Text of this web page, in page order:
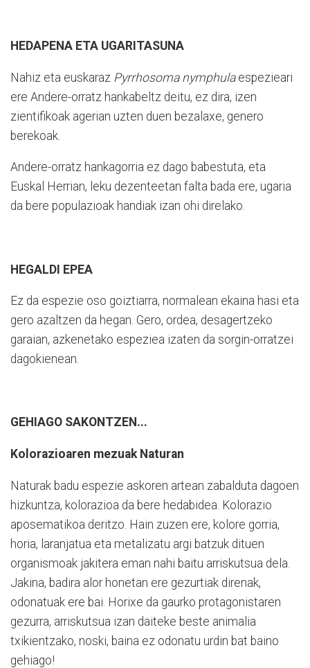
HEDAPENA ETA UGARITASUNA
Nahiz eta euskaraz Pyrrhosoma nymphulaespezieari
ere Andere-orratz hankabeltz deitu, ez dira, izen
zientifikoak agerian uzten duen bezalaxe, genero
berekoak.
Andere-orratz hankagorria ez dago babestuta, eta
Euskal Herrian, leku dezenteetan falta bada ere, ugaria
da bere populazioak handiak izan ohi direlako.
HEGALDI EPEA
Ez da espezie oso goiztiarra, normalean ekaina hasi eta
gero azaltzen da hegan. Gero, ordea, desagertzeko
garaian, azkenetako espeziea izaten da sorgin-orratzei
dagokienean.
GEHIAGO SAKONTZEN...
Kolorazioaren mezuak Naturan
Naturak badu espezie askoren artean zabalduta dagoen
hizkuntza, kolorazioa da bere hedabidea. Kolorazio
aposematikoa deritzo. Hain zuzen ere, kolore gorria,
horia, laranjatua eta metalizatu argi batzuk dituen
organismoak jakitera eman nahi baitu arriskutsua dela.
Jakina, badira alor honetan ere gezurtiak direnak,
odonatuak ere bai. Horixe da gaurko protagonistaren
gezurra, arriskutsua izan daiteke beste animalia
txikientzako, noski, baina ez odonatu urdin bat baino
gehiago!